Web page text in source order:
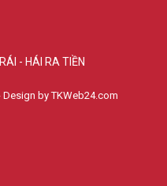
- HÁI RA TIỀN
by TKWeb24.com